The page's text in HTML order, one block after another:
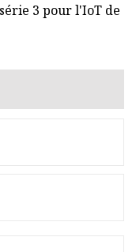
3 pour l'IoT de